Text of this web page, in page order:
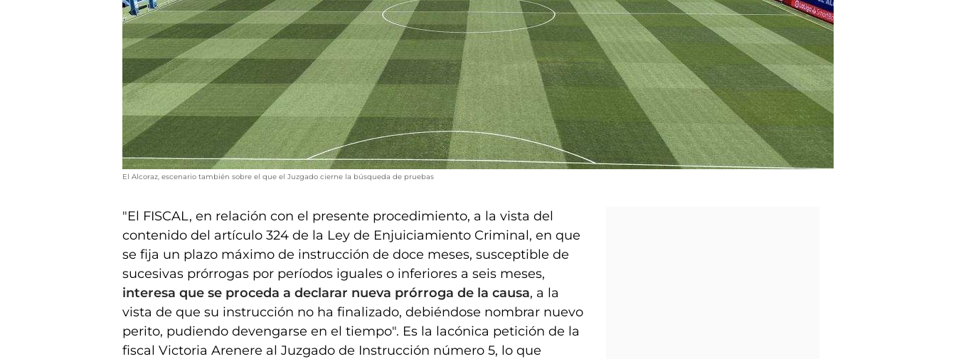
El Alcoraz, escenario también sobre el que el Juzgado cierne la búsqueda de pruebas
"El FISCAL, en relación con el presente procedimiento, a la vista del
contenido del artículo 324 de la Ley de Enjuiciamiento Criminal, en que
se fija un plazo máximo de instrucción de doce meses, susceptible de
sucesivas prórrogas por períodos iguales o inferiores a seis meses,
interesa que se proceda a declarar nueva prórroga de la causa, a la
vista de que su instrucción no ha finalizado, debiéndose nombrar nuevo
perito, pudiendo devengarse en el tiempo". Es la lacónica petición de la
fiscal Victoria Arenere al Juzgado de Instrucción número 5, lo que